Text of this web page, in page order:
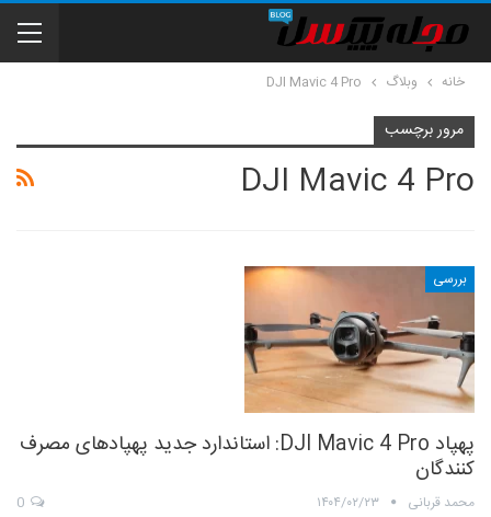
خانه وبلاگ DJI Mavic 4 Pro
مرور برچسب
DJI Mavic 4 Pro
بررسی
پهپاد DJI Mavic 4 Pro: استاندارد جدید پهپادهای مصرف
کنندگان
محمد قربانی ۱۴۰۴/۰۲/۲۳